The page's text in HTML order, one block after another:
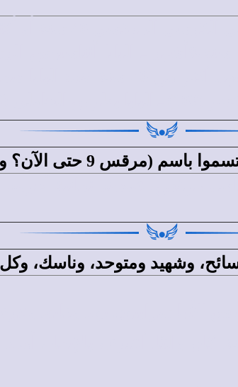
حتى الآن؟ وفى عصر عاش آخرهم؟
سائح، وشهيد ومتوحد، وناسك،